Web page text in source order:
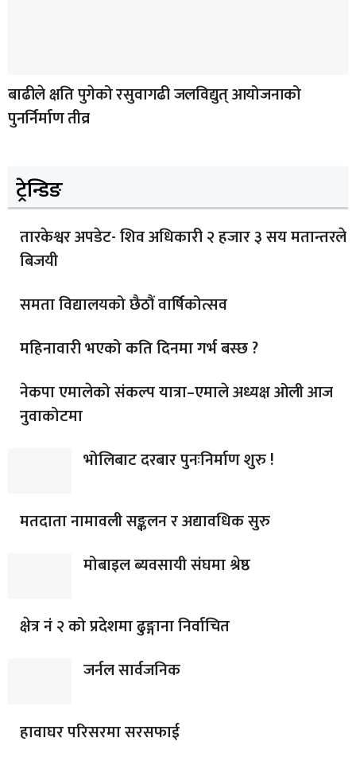
बाढीले क्षति पुगेको रसुवागढी जलविद्युत् आयोजनाको
पुनर्निर्माण तीव्र
ट्रेन्डिङ
तारकेश्वर अपडेट- शिव अधिकारी २ हजार ३ सय मतान्तरले
बिजयी
समता विद्यालयको छैठौं वार्षिकोत्सव
महिनावारी भएको कति दिनमा गर्भ बस्छ ?
नेकपा एमालेको संकल्प यात्रा–एमाले अध्यक्ष ओली आज
नुवाकोटमा
भोलिबाट दरबार पुनःनिर्माण शुरु !
मतदाता नामावली सङ्कलन र अद्यावधिक सुरु
मोबाइल ब्यवसायी संघमा श्रेष्ठ
क्षेत्र नं २ को प्रदेशमा ढुङ्गाना निर्वाचित
जर्नल सार्वजनिक
हावाघर परिसरमा सरसफाई